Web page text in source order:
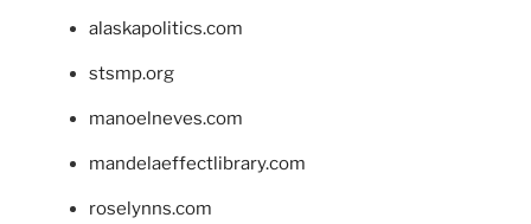
alaskapolitics.com
stsmp.org
manoelneves.com
mandelaeffectlibrary.com
roselynns.com